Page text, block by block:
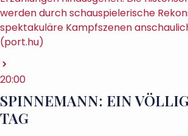
werden durch schauspielerische
spektakuläre Kampfszenen
(port.hu)
20:00
SPINNEMANN: EIN
TAG